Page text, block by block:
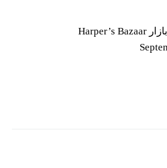
دانلود مجله هارپرز بازار Harper’s Bazaar